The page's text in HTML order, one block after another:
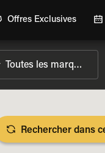
Offres Exclusives
Rechercher dans